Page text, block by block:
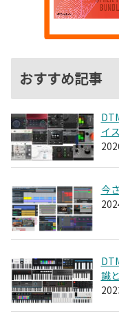
おすすめ記事
イ
今
識